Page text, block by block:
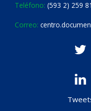
Teléfono: (593 2) 259
Correo: